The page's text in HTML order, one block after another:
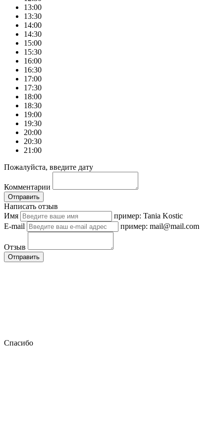
13:00
13:30
14:00
14:30
15:00
15:30
16:00
16:30
17:00
17:30
18:00
18:30
19:00
19:30
20:00
20:30
21:00
Пожалуйста, введите дату
Комментарии
Отправить
Написать отзыв
Имя
пример: Tania Kostic
E-mail
пример: mail@mail.com
Отзыв
Отправить
Спасибо